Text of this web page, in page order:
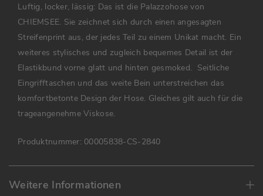
Luftig, locker, lässig: Das ist die Palazzohose von
CHIEMSEE. Sie zeichnet sich durch einen angesagten
Streifenprint aus, der jedes Teil zu einem Unikat macht. Ein
weiteres stylisches und zugleich bequemes Detail ist der
Elastikbund vorne glatt und hinten gesmoked. Seitliche
Eingrifftaschen und das weite Bein unterstreichen das
komfortbetonte Design der Hose. Gleiches gilt auch für die
trageangenehme Viskose.
Produktnummer: 00005838-CS-2840
Weitere Informationen